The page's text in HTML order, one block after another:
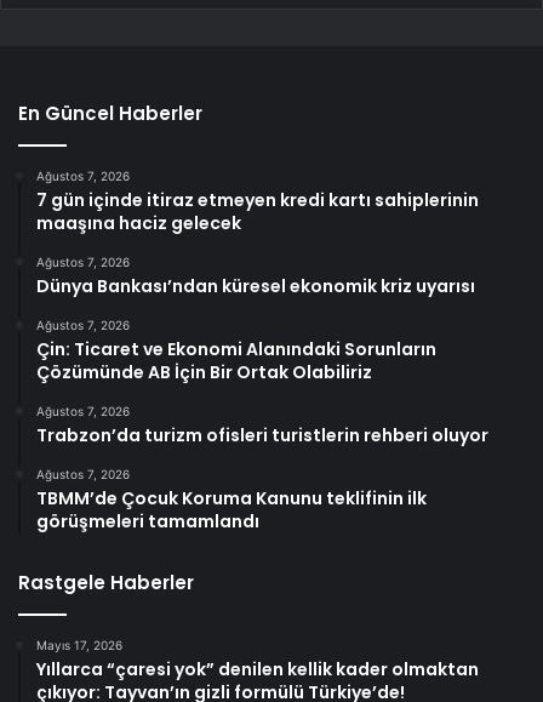
En Güncel Haberler
Ağustos 7, 2026
7 gün içinde itiraz etmeyen kredi kartı sahiplerinin
maaşına haciz gelecek
Ağustos 7, 2026
Dünya Bankası’ndan küresel ekonomik kriz uyarısı
Ağustos 7, 2026
Çin: Ticaret ve Ekonomi Alanındaki Sorunların
Çözümünde AB İçin Bir Ortak Olabiliriz
Ağustos 7, 2026
Trabzon’da turizm ofisleri turistlerin rehberi oluyor
Ağustos 7, 2026
TBMM’de Çocuk Koruma Kanunu teklifinin ilk
görüşmeleri tamamlandı
Rastgele Haberler
Mayıs 17, 2026
Yıllarca “çaresi yok” denilen kellik kader olmaktan
çıkıyor: Tayvan’ın gizli formülü Türkiye’de!